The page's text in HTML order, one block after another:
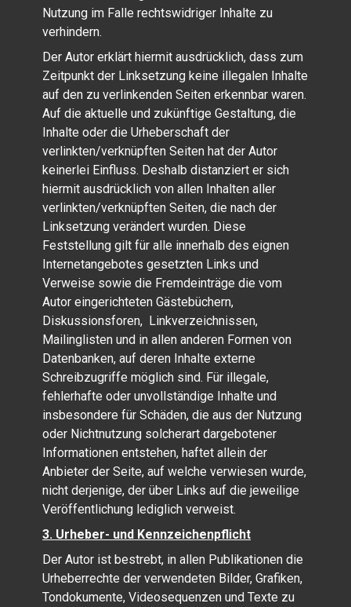
Nutzung im Falle rechtswidriger Inhalte zu
verhindern.
Der Autor erklärt hiermit ausdrücklich, dass zum
Zeitpunkt der Linksetzung keine illegalen Inhalte
auf den zu verlinkenden Seiten erkennbar waren.
Auf die aktuelle und zukünftige Gestaltung, die
Inhalte oder die Urheberschaft der
verlinkten/verknüpften Seiten hat der Autor
keinerlei Einfluss. Deshalb distanziert er sich
hiermit ausdrücklich von allen Inhalten aller
verlinkten/verknüpften Seiten, die nach der
Linksetzung verändert wurden. Diese
Feststellung gilt für alle innerhalb des eignen
Internetangebotes gesetzten Links und
Verweise sowie die Fremdeinträge die vom
Autor eingerichteten Gästebüchern,
Diskussionsforen, Linkverzeichnissen,
Mailinglisten und in allen anderen Formen von
Datenbanken, auf deren Inhalte externe
Schreibzugriffe möglich sind. Für illegale,
fehlerhafte oder unvollständige Inhalte und
insbesondere für Schäden, die aus der Nutzung
oder Nichtnutzung solcherart dargebotener
Informationen entstehen, haftet allein der
Anbieter der Seite, auf welche verwiesen wurde,
nicht derjenige, der über Links auf die jeweilige
Veröffentlichung lediglich verweist.
3. Urheber- und Kennzeichenpflicht
Der Autor ist bestrebt, in allen Publikationen die
Urheberrechte der verwendeten Bilder, Grafiken,
Tondokumente, Videosequenzen und Texte zu